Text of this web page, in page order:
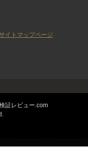
イトマップページ
証レビュー.com